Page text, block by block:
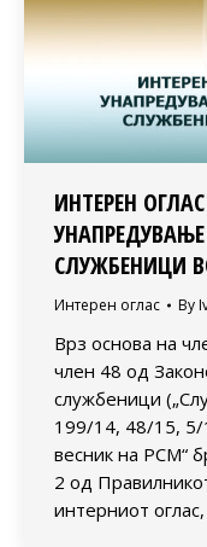
ИНТЕРЕН
СЛУЖБЕНИЦИ
Интерен оглас By
Врз основа на
член 48 од
службеници
199/14, 48/15,
весник на РСМ“
2 од
интерниот